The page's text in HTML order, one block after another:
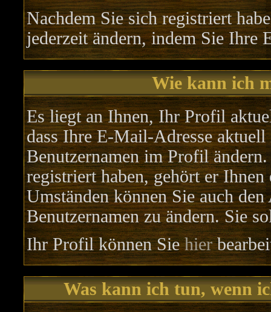
Nachdem Sie sich registriert
jederzeit ändern, indem Sie Ihre
Wie kann ich
Es liegt an Ihnen, Ihr Profil
dass Ihre E-Mail-Adresse
Benutzernamen im Profil
registriert haben, gehört er
Umständen können Sie auch
Benutzernamen zu ändern. Sie
Ihr Profil können Siehier
Was kann ich tun, wenn